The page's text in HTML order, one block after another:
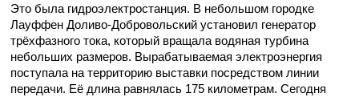
Это была гидроэлектростанция. В небольшом городке
Лауффен Доливо-Добровольский установил генератор
трёхфазного тока, который вращала водяная турбина
небольших размеров. Вырабатываемая электроэнергия
поступала на территорию выставки посредством линии
передачи. Её длина равнялась 175 километрам. Сегодня